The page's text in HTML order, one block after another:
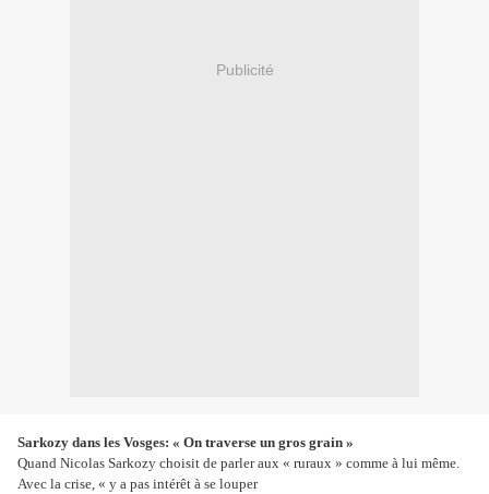
Publicité
Sarkozy dans les Vosges: « On traverse un gros grain »
Quand Nicolas Sarkozy choisit de parler aux « ruraux » comme à lui même.
Avec la crise, « y a pas intérêt à se louper